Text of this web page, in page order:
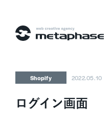
株式会社メタフェイズ
Shopify 2022.05.10
ログイン画面